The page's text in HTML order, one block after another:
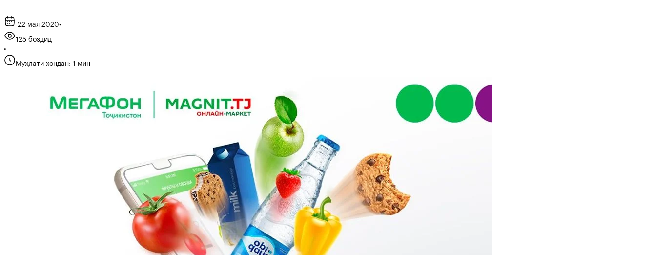
22 мая 2020•
125 боздид
•
Муҳлати хондан: 1 мин